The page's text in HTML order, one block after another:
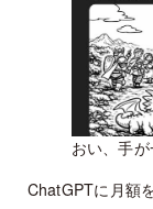
おい、手
ChatGPTに月額